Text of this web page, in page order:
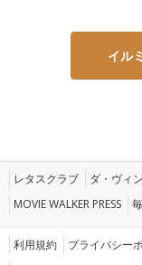
イル
レタスクラブ ダ・ヴィ
MOVIE WALKER PRESS
利用規約 プライバシー